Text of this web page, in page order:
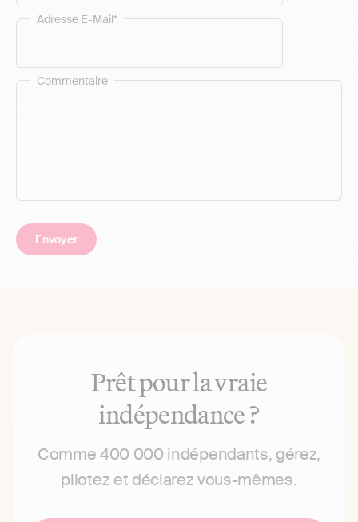
Commentaire
Adresse E-Mail*
Prêt pour la vraie
indépendance ?
Comme 400 000 indépendants, gérez,
pilotez et déclarez vous-mêmes.